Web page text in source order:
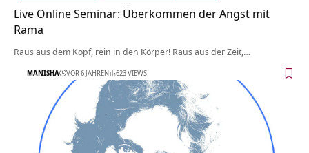
Live Online Seminar: Überkommen der Angst mit
Rama
Raus aus dem Kopf, rein in den Körper! Raus aus der Zeit,…
MANISHA VOR 6 JAHREN 623 VIEWS